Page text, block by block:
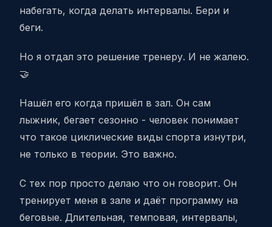
набегать, когда делать интервалы. Бери и
беги.
Но я отдал это решение тренеру. И не жалею.
🤝
Нашёл его когда пришёл в зал. Он сам
лыжник, бегает сезонно - человек понимает
что такое циклические виды спорта изнутри,
не только в теории. Это важно.
С тех пор просто делаю что он говорит. Он
тренирует меня в зале и даёт программу на
беговые. Длительная, темповая, интервалы,